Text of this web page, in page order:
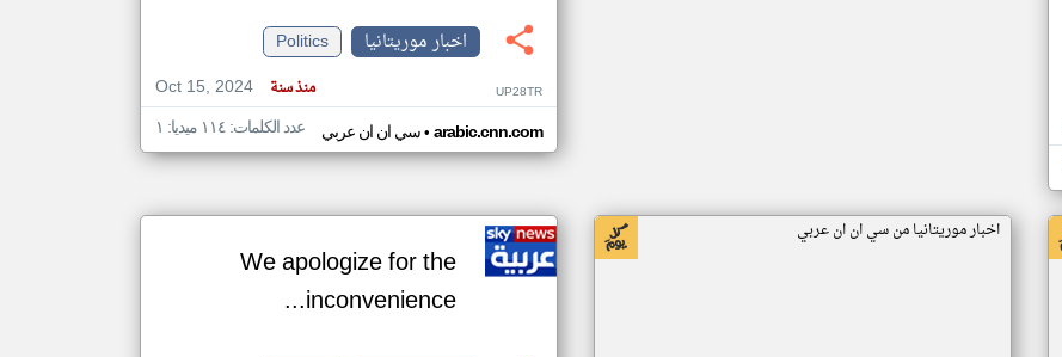
اخبار موريتانيا
Politics
Oct 15, 2024
منذ سنة UP28TR
سي ان ان عربي• arabic.cnn.com عدد الكلمات: ١١٤ ميديا: ١
اخبار موريتانيا من سي ان ان عربي
We apologize for the
inconvenience...